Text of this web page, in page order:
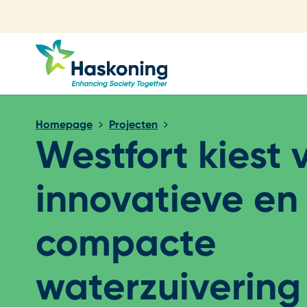
Homepage Projecten
Westfort kiest
innovatieve en
compacte